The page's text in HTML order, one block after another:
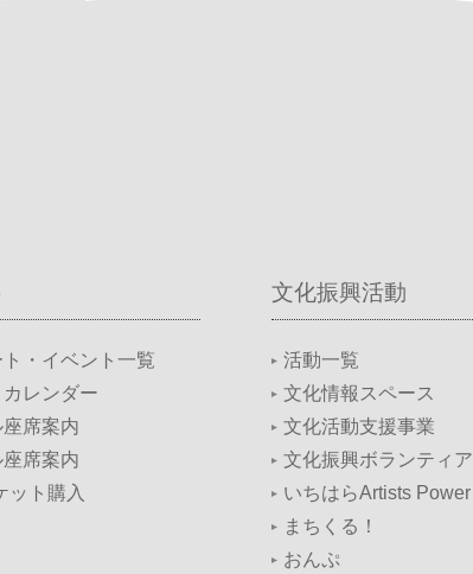
ト・イベント一覧
レンダー
席案内
席案内
ット購入
文化振興活動
活動一覧
文化情報スペース
文化活動支援事業
文化振興ボランティア
いちはらArtists Power
まちくる！
おんぷ